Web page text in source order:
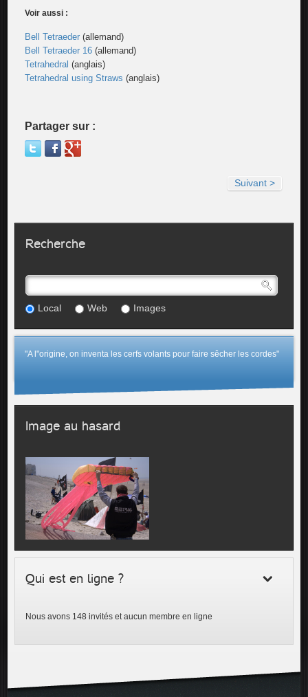
Voir aussi :
Bell Tetraeder (allemand)
Bell Tetraeder 16 (allemand)
Tetrahedral (anglais)
Tetrahedral using Straws (anglais)
Partager sur :
Suivant >
Recherche
Local Web Images
"A l"origine, on inventa les cerfs volants pour faire sêcher les cordes"
Image au hasard
Qui est en ligne ?
Nous avons 148 invités et aucun membre en ligne